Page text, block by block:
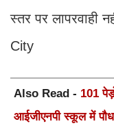
स्तर पर लापरवाही
City
Also Read - 101
आईजीएनपी स्कूल में